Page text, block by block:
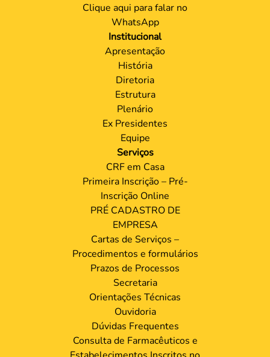
Clique aqui para falar no
WhatsApp
Institucional
Apresentação
História
Diretoria
Estrutura
Plenário
Ex Presidentes
Equipe
Serviços
CRF em Casa
Primeira Inscrição – Pré-
Inscrição Online
PRÉ CADASTRO DE
EMPRESA
Cartas de Serviços –
Procedimentos e formulários
Prazos de Processos
Secretaria
Orientações Técnicas
Ouvidoria
Dúvidas Frequentes
Consulta de Farmacêuticos e